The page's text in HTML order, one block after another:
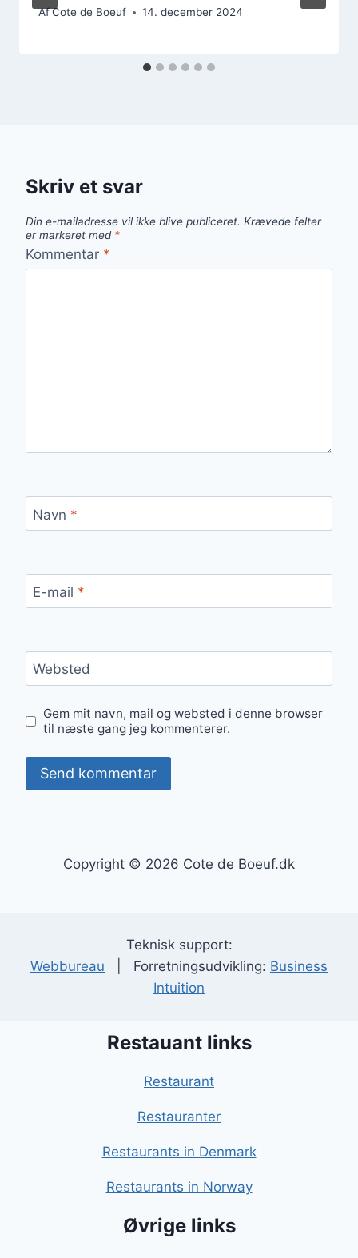
AfCote de Boeuf 14. december 2024
Skriv et svar
Din e-mailadresse vil ikke blive publiceret. Krævede felter
er markeret med *
Kommentar *
Navn *
E-mail *
Websted
Gem mit navn, mail og websted i denne browser
til næste gang jeg kommenterer.
Copyright © 2026 Cote de Boeuf.dk
Teknisk support:
Webbureau | Forretningsudvikling: Business
Intuition
Restauant links
Restaurant
Restauranter
Restaurants in Denmark
Restaurants in Norway
Øvrige links